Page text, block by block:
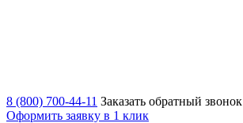
8 (800) 700-44-11 Заказать обратный звонок
Оформить заявку в 1 клик